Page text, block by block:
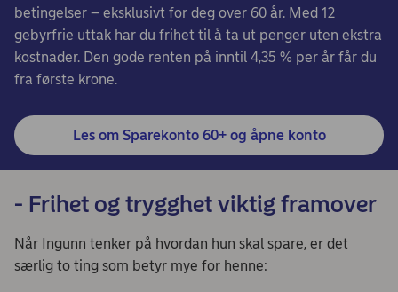
betingelser – eksklusivt for deg over 60 år. Med 12
gebyrfrie uttak har du frihet til å ta ut penger uten ekstra
kostnader. Den gode renten på inntil 4,35 % per år får du
fra første krone.
Les om Sparekonto 60+ og åpne konto
- Frihet og trygghet viktig framover
Når Ingunn tenker på hvordan hun skal spare, er det
særlig to ting som betyr mye for henne: